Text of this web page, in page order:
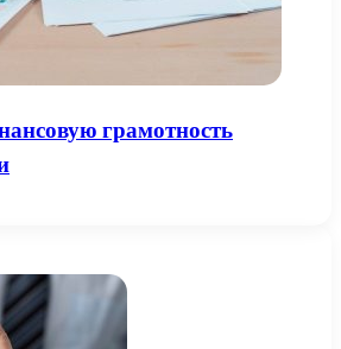
грамотность